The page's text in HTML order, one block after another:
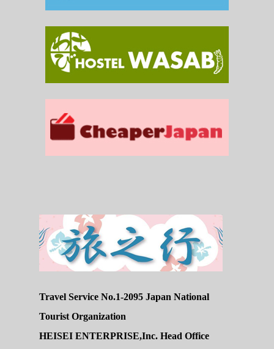
Travel Service No.1-2095 Japan National
Tourist Organization
HEISEI ENTERPRISE,Inc. Head Office